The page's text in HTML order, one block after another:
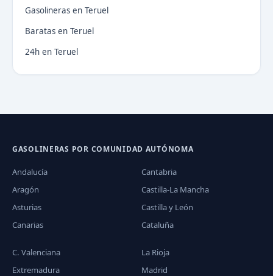
Gasolineras en Teruel
Baratas en Teruel
24h en Teruel
GASOLINERAS POR COMUNIDAD AUTÓNOMA
Andalucía
Aragón
Asturias
Canarias
Cantabria
Castilla-La Mancha
Castilla y León
Cataluña
C. Valenciana
Extremadura
La Rioja
Madrid